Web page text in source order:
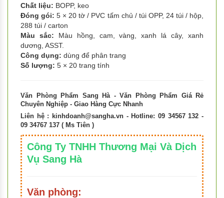
Chất liệu: BOPP, keo
Đóng gói:5 × 20 tờ / PVC tấm chủ / túi OPP, 24 túi / hộp,
288 túi / carton
Màu sắc: Màu hồng, cam, vàng, xanh lá cây, xanh
dương, ASST.
Công dụng: dùng để phân trang
Số lượng: 5 × 20 trang tính
Văn Phòng Phẩm Sang Hà - Văn Phòng Phẩm Giá Rẻ
Chuyên Nghiệp - Giao Hàng Cực Nhanh
Liên hệ : kinhdoanh@sangha.vn - Hotline: 09 34567 132 -
09 34767 137 ( Ms Tiên )
Công Ty TNHH Thương Mại Và Dịch
Vụ Sang Hà
Văn phòng: